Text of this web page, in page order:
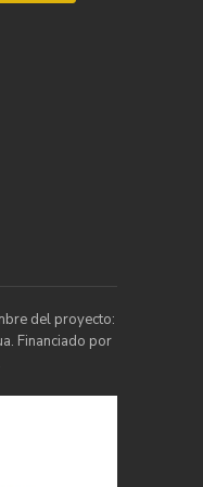
del proyecto:
Financiado por